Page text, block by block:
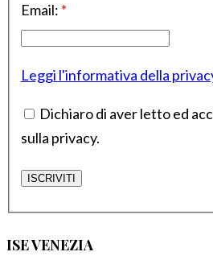
Email: *
Leggi l'informativa della
Dichiaro di aver letto ed
sulla privacy.
ISE VENEZIA